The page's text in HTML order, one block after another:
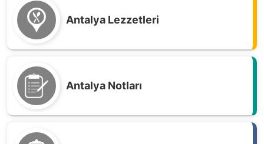
Antalya Lezzetleri
Antalya Notları